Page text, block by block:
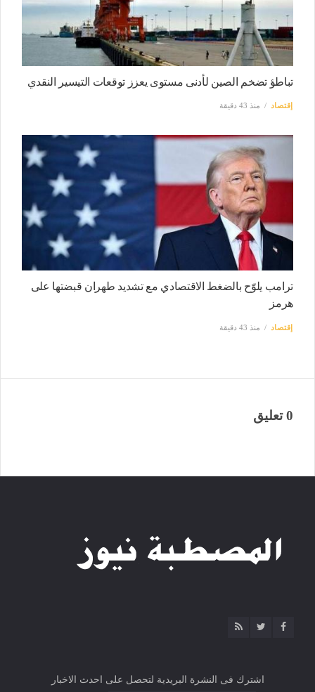
تباطؤ تضخم الصين لأدنى مستوى يعزز توقعات التيسير النقدي
إقتصاد منذ 43 دقيقة
ترامب يلوّح بالضغط الاقتصادي مع تشديد طهران قبضتها على
هرمز
إقتصاد منذ 43 دقيقة
0 تعليق
اشترك فى النشرة البريدية لتحصل على احدث الاخبار